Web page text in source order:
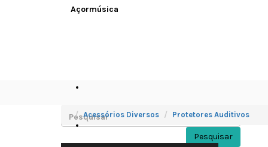
Pesquisar
Acessórios Diversos Protetores Auditivos